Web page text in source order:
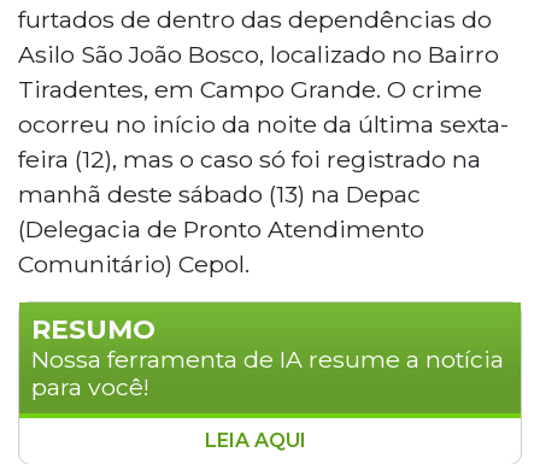
furtados de dentro das dependências do
Asilo São João Bosco, localizado no Bairro
Tiradentes, em Campo Grande. O crime
ocorreu no início da noite da última sexta-
feira (12), mas o caso só foi registrado na
manhã deste sábado (13) na Depac
(Delegacia de Pronto Atendimento
Comunitário) Cepol.
RESUMO
Nossa ferramenta de IA resume a notícia
para você!
LEIA AQUI